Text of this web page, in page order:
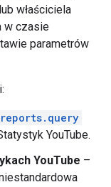
właściciela
w czasie
parametrów
reports.query
YouTube.
YouTube –